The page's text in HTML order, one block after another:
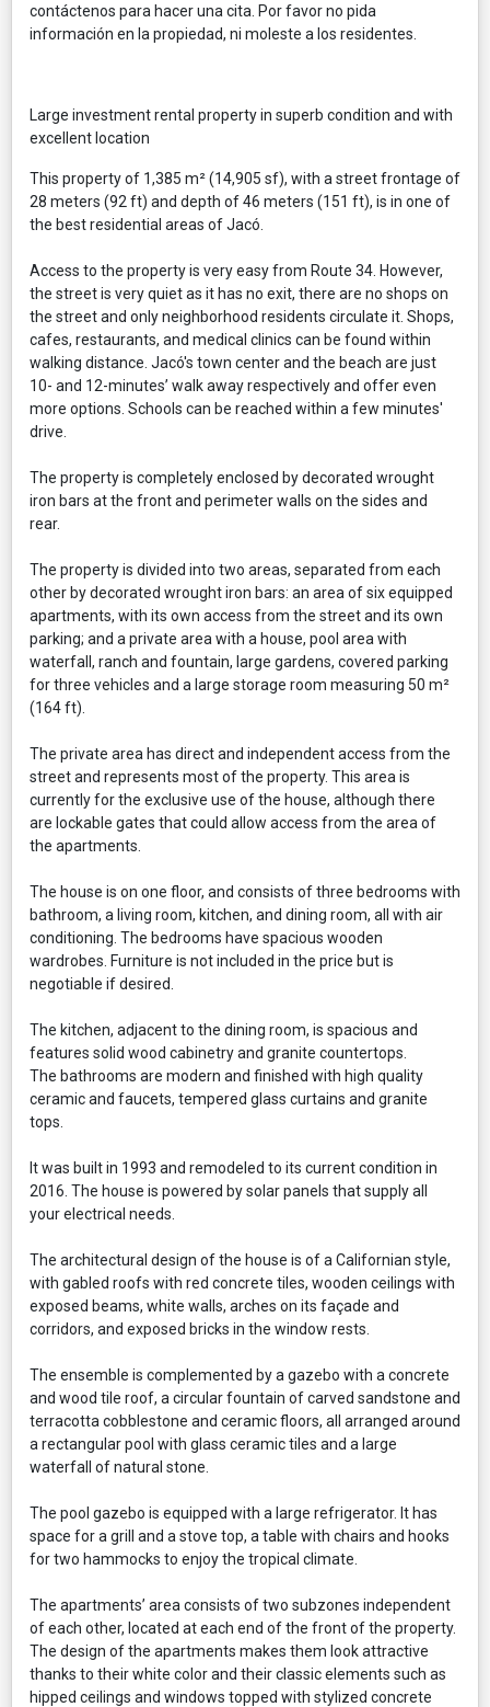
contáctenos para hacer una cita. Por favor no pida
información en la propiedad, ni moleste a los residentes.
Large investment rental property in superb condition and with
excellent location
This property of 1,385 m² (14,905 sf), with a street frontage of
28 meters (92 ft) and depth of 46 meters (151 ft), is in one of
the best residential areas of Jacó.
Access to the property is very easy from Route 34. However,
the street is very quiet as it has no exit, there are no shops on
the street and only neighborhood residents circulate it. Shops,
cafes, restaurants, and medical clinics can be found within
walking distance. Jacó's town center and the beach are just
10- and 12-minutes’ walk away respectively and offer even
more options. Schools can be reached within a few minutes'
drive.
The property is completely enclosed by decorated wrought
iron bars at the front and perimeter walls on the sides and
rear.
The property is divided into two areas, separated from each
other by decorated wrought iron bars: an area of six equipped
apartments, with its own access from the street and its own
parking; and a private area with a house, pool area with
waterfall, ranch and fountain, large gardens, covered parking
for three vehicles and a large storage room measuring 50 m²
(164 ft).
The private area has direct and independent access from the
street and represents most of the property. This area is
currently for the exclusive use of the house, although there
are lockable gates that could allow access from the area of
the apartments.
The house is on one floor, and consists of three bedrooms with
bathroom, a living room, kitchen, and dining room, all with air
conditioning. The bedrooms have spacious wooden
wardrobes. Furniture is not included in the price but is
negotiable if desired.
The kitchen, adjacent to the dining room, is spacious and
features solid wood cabinetry and granite countertops.
The bathrooms are modern and finished with high quality
ceramic and faucets, tempered glass curtains and granite
tops.
It was built in 1993 and remodeled to its current condition in
2016. The house is powered by solar panels that supply all
your electrical needs.
The architectural design of the house is of a Californian style,
with gabled roofs with red concrete tiles, wooden ceilings with
exposed beams, white walls, arches on its façade and
corridors, and exposed bricks in the window rests.
The ensemble is complemented by a gazebo with a concrete
and wood tile roof, a circular fountain of carved sandstone and
terracotta cobblestone and ceramic floors, all arranged around
a rectangular pool with glass ceramic tiles and a large
waterfall of natural stone.
The pool gazebo is equipped with a large refrigerator. It has
space for a grill and a stove top, a table with chairs and hooks
for two hammocks to enjoy the tropical climate.
The apartments’ area consists of two subzones independent
of each other, located at each end of the front of the property.
The design of the apartments makes them look attractive
thanks to their white color and their classic elements such as
hipped ceilings and windows topped with stylized concrete